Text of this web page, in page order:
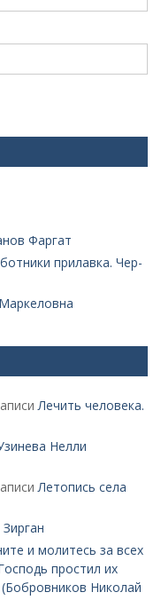
Фаргат
прилавка. Чер­
Лечить человека.
Нелли
Летопись села
и молитесь за всех
простил их
Николай